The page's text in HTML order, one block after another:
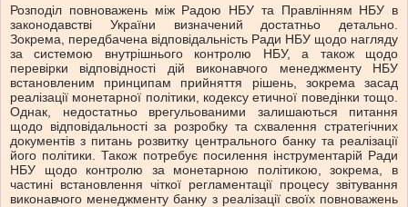
Розподіл повноважень між Радою НБУ та Правлінням НБУ в
законодавстві України визначений достатньо детально.
Зокрема, передбачена відповідальність Ради НБУ щодо нагляду
за системою внутрішнього контролю НБУ, а також щодо
перевірки відповідності дій виконавчого менеджменту НБУ
встановленим принципам прийняття рішень, зокрема засад
реалізації монетарної політики, кодексу етичної поведінки тощо.
Однак, недостатньо врегульованими залишаються питання
щодо відповідальності за розробку та схвалення стратегічних
документів з питань розвитку центрального банку та реалізації
його політики. Також потребує посилення інструментарій Ради
НБУ щодо контролю за монетарною політикою, зокрема, в
частині встановлення чіткої регламентації процесу звітування
виконавчого менеджменту банку з реалізації своїх повноважень